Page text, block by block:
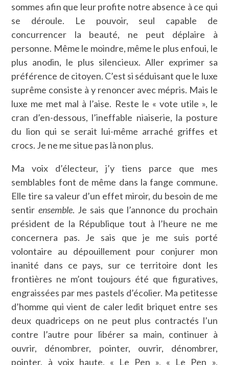
sommes afin que leur profite notre absence à ce qui
se déroule. Le pouvoir, seul capable de
concurrencer la beauté, ne peut déplaire à
personne. Même le moindre, même le plus enfoui, le
plus anodin, le plus silencieux. Aller exprimer sa
préférence de citoyen. C’est si séduisant que le luxe
suprême consiste à y renoncer avec mépris. Mais le
luxe me met mal à l’aise. Reste le « vote utile », le
cran d’en-dessous, l’ineffable niaiserie, la posture
du lion qui se serait lui-même arraché griffes et
crocs. Je ne me situe pas là non plus.
Ma voix d’électeur, j’y tiens parce que mes
semblables font de même dans la fange commune.
Elle tire sa valeur d’un effet miroir, du besoin de me
sentir ensemble. Je sais que l’annonce du prochain
président de la République tout à l’heure ne me
concernera pas. Je sais que je me suis porté
volontaire au dépouillement pour conjurer mon
inanité dans ce pays, sur ce territoire dont les
frontières ne m’ont toujours été que figuratives,
engraissées par mes pastels d’écolier. Ma petitesse
d’homme qui vient de caler ledit briquet entre ses
deux quadriceps on ne peut plus contractés l’un
contre l’autre pour libérer sa main, continuer à
ouvrir, dénombrer, pointer, ouvrir, dénombrer,
pointer, à voix haute, « Le Pen », « Le Pen »,